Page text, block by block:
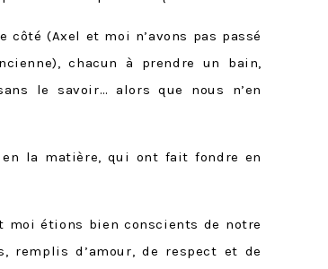
(Axel et moi n’avons pas passé
chacun à prendre un bain,
le savoir… alors que nous n’en
la matière, qui ont fait fondre en
moi étions bien conscients de notre
remplis d’amour, de respect et de